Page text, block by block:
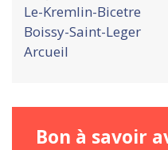
Le-Kremlin-Bicetre
Boissy-Saint-Leger
Arcueil
Bon à savoir